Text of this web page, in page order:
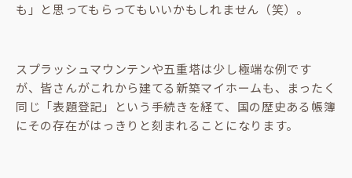
も」と思ってもらってもいいかもしれません（笑）。
スプラッシュマウンテンや五重塔は少し極端な例です
が、皆さんがこれから建てる新築マイホームも、まったく
同じ「表題登記」という手続きを経て、国の歴史ある帳簿
にその存在がはっきりと刻まれることになります。